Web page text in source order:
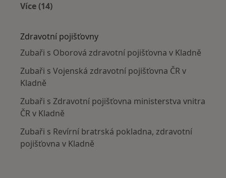
Více (14)
Zdravotní pojišťovny
Zubaři s Oborová zdravotní pojišťovna v Kladně
Zubaři s Vojenská zdravotní pojišťovna ČR v
Kladně
Zubaři s Zdravotní pojišťovna ministerstva vnitra
ČR v Kladně
Zubaři s Revírní bratrská pokladna, zdravotní
pojišťovna v Kladně